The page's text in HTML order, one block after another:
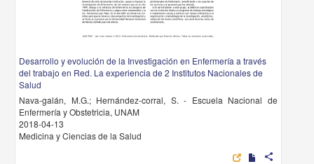
Desarrollo y evolución de la Investigación en Enfermería a través
del trabajo en Red. La experiencia de 2 Institutos Nacionales de
Salud
Nava-galán, M.G.; Hernández-corral, S. - Escuela Nacional de
Enfermería y Obstetricia, UNAM
2018-04-13
Medicina y Ciencias de la Salud
share